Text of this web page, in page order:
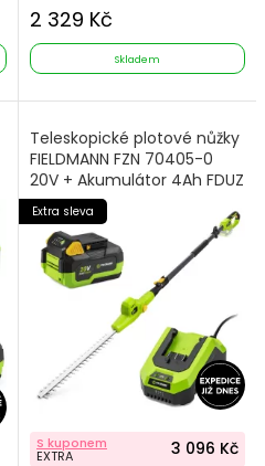
2 329 Kč
Skladem
Teleskopické plotové nůžky
FIELDMANN FZN 70405-0
20V + Akumulátor 4Ah FDUZ
79040 + Nabíječka FDUZ
79100
Extra sleva
S kuponem
EXTRA 3 096 Kč